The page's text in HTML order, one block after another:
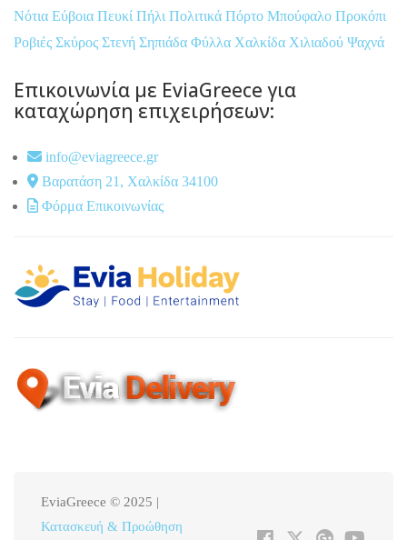
Νότια Εύβοια Πευκί Πήλι Πολιτικά Πόρτο Μπούφαλο Προκόπι
Ροβιές Σκύρος Στενή Σηπιάδα Φύλλα Χαλκίδα Χιλιαδού Ψαχνά
Επικοινωνία με EviaGreece για
καταχώρηση επιχειρήσεων:
info@eviagreece.gr
Βαρατάση 21, Χαλκίδα 34100
Φόρμα Επικοινωνίας
EviaGreece © 2025 |
Κατασκευή & Προώθηση